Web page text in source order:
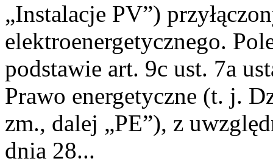
„Instalacje PV”)
elektroenergetycznego.
podstawie art. 9c ust. 7a
Prawo energetyczne (t. j.
zm., dalej „PE”), z
dnia 28...